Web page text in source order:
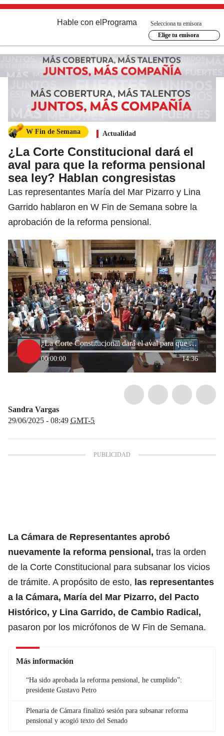
Hable con el Programa
Selecciona tu emisora
Elige tu emisora
W Fin de Semana Actualidad
¿La Corte Constitucional dará el
aval para que la reforma pensional
sea ley? Hablan congresistas
Las representantes María del Mar Pizarro y Lina
Garrido hablaron en W Fin de Semana sobre la
aprobación de la reforma pensional.
¿La Corte Constitucional dará el aval para que la reforma pensional sea ley? Hablan congresistas
00:00:00 14:36
Sandra Vargas
29/06/2025 - 08:49 GMT-5
La Cámara de Representantes aprobó
nuevamente la reforma pensional, tras la orden
de la Corte Constitucional para subsanar los vicios
de trámite. A propósito de esto, las representantes
a la Cámara, María del Mar Pizarro, del Pacto
Histórico, y Lina Garrido, de Cambio Radical,
pasaron por los micrófonos de W Fin de Semana.
Más información
“Ha sido aprobada la reforma pensional, he cumplido”:
presidente Gustavo Petro
Plenaria de Cámara finalizó sesión para subsanar reforma
pensional y acogió texto del Senado